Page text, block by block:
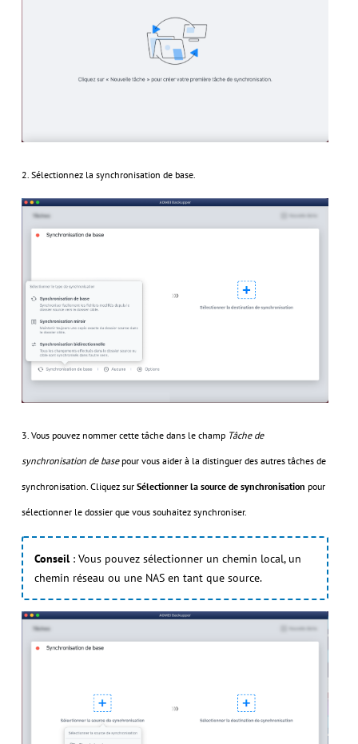
2. Sélectionnez la synchronisation de base.
3. Vous pouvez nommer cette tâche dans le champ Tâche de
synchronisation de basepour vous aider à la distinguer des autres tâches de
synchronisation. Cliquez sur Sélectionner la source de synchronisation pour
sélectionner le dossier que vous souhaitez synchroniser.
Conseil: Vous pouvez sélectionner un chemin local, un
chemin réseau ou une NAS en tant que source.